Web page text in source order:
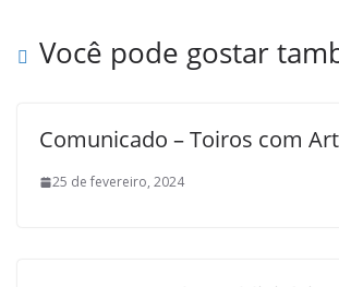
Você pode gostar
Comunicado – Toiros com
25 de fevereiro, 2024